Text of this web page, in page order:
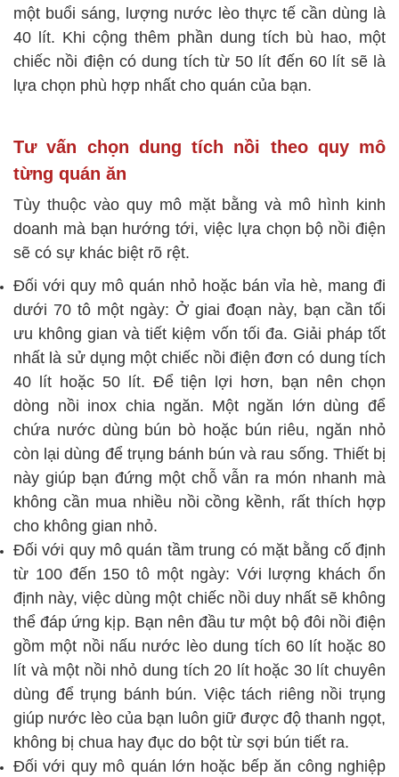
một buổi sáng, lượng nước lèo thực tế cần dùng là
40 lít. Khi cộng thêm phần dung tích bù hao, một
chiếc nồi điện có dung tích từ 50 lít đến 60 lít sẽ là
lựa chọn phù hợp nhất cho quán của bạn.
Tư vấn chọn dung tích nồi theo quy mô
từng quán ăn
Tùy thuộc vào quy mô mặt bằng và mô hình kinh
doanh mà bạn hướng tới, việc lựa chọn bộ nồi điện
sẽ có sự khác biệt rõ rệt.
Đối với quy mô quán nhỏ hoặc bán vỉa hè, mang đi
dưới 70 tô một ngày: Ở giai đoạn này, bạn cần tối
ưu không gian và tiết kiệm vốn tối đa. Giải pháp tốt
nhất là sử dụng một chiếc nồi điện đơn có dung tích
40 lít hoặc 50 lít. Để tiện lợi hơn, bạn nên chọn
dòng nồi inox chia ngăn. Một ngăn lớn dùng để
chứa nước dùng bún bò hoặc bún riêu, ngăn nhỏ
còn lại dùng để trụng bánh bún và rau sống. Thiết bị
này giúp bạn đứng một chỗ vẫn ra món nhanh mà
không cần mua nhiều nồi cồng kềnh, rất thích hợp
cho không gian nhỏ.
Đối với quy mô quán tầm trung có mặt bằng cố định
từ 100 đến 150 tô một ngày: Với lượng khách ổn
định này, việc dùng một chiếc nồi duy nhất sẽ không
thể đáp ứng kịp. Bạn nên đầu tư một bộ đôi nồi điện
gồm một nồi nấu nước lèo dung tích 60 lít hoặc 80
lít và một nồi nhỏ dung tích 20 lít hoặc 30 lít chuyên
dùng để trụng bánh bún. Việc tách riêng nồi trụng
giúp nước lèo của bạn luôn giữ được độ thanh ngọt,
không bị chua hay đục do bột từ sợi bún tiết ra.
Đối với quy mô quán lớn hoặc bếp ăn công nghiệp